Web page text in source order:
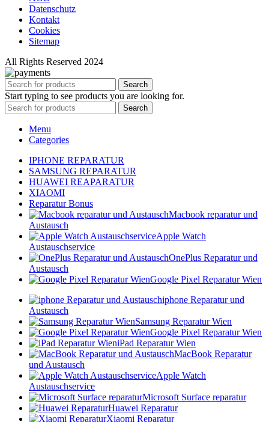
Datenschutz
Kontakt
Cookies
Sitemap
All Rights Reserved 2024
Search
Start typing to see products you are looking for.
Search
Menu
Categories
IPHONE REPARATUR
SAMSUNG REPARATUR
HUAWEI REAPARATUR
XIAOMI
Reparatur Bonus
Macbook reparatur und
Austausch
Apple Watch
Austauschservice
OnePlus Reparatur und
Austausch
Google Pixel Reparatur Wien
iphone Reparatur und
Austausch
Samsung Reparatur Wien
Google Pixel Reparatur Wien
iPad Reparatur Wien
MacBook Reparatur
und Austausch
Apple Watch
Austauschservice
Microsoft Surface reparatur
Huawei Reparatur
Xiaomi Reparatur